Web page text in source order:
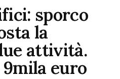
sporco
la
attività.
euro